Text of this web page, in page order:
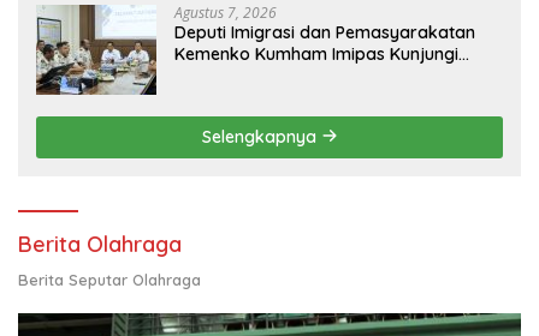
Agustus 7, 2026
Deputi Imigrasi dan Pemasyarakatan
Kemenko Kumham Imipas Kunjungi
Selengkapnya
Berita Olahraga
Berita Seputar Olahraga